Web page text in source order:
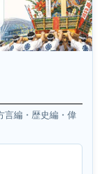
言編・歴史編・偉